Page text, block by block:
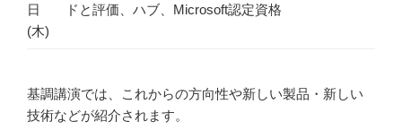
日
(木)
ドと評価、ハブ、Microsoft認定資格
基調講演では、これからの方向性や新しい製品・新しい
技術などが紹介されます。